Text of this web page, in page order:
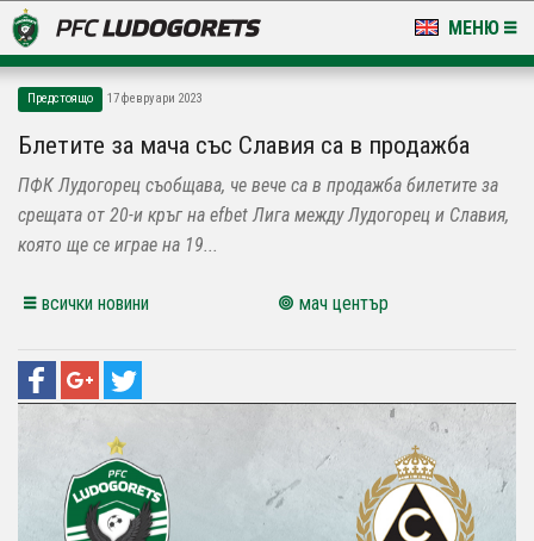
МЕНЮ
LUDOGORETS TV
НА ТЕРЕНА
СТАДИОН & БАЗИ
КЛУБ
Предстоящо 17 февруари 2023
Блетите за мача със Славия са в продажба
ПФК Лудогорец съобщава, че вече са в продажба билетите за
срещата от 20-и кръг на efbet Лига между Лудогорец и Славия,
която ще се играе на 19...
всички новини мач център